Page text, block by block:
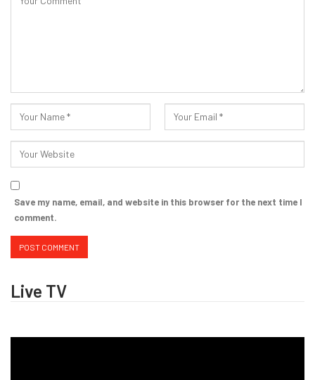
Save my name, email, and website in this browser for the next time I
comment.
Live TV